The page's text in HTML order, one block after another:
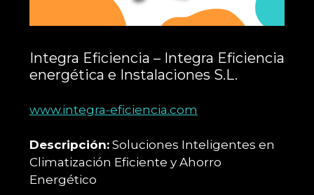
Integra Eficiencia – Integra Eficiencia
energética e Instalaciones S.L.
www.integra-eficiencia.com
Descripción: Soluciones Inteligentes en
Climatización Eficiente y Ahorro
Energético